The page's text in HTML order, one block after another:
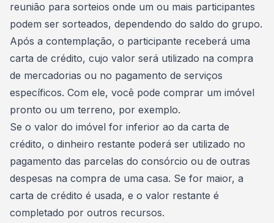
reunião para sorteios onde um ou mais participantes
podem ser sorteados, dependendo do saldo do grupo.
Após a contemplação, o participante receberá uma
carta de crédito, cujo valor será utilizado na compra
de mercadorias ou no pagamento de serviços
específicos. Com ele, você pode comprar um imóvel
pronto ou um terreno, por exemplo.
Se o valor do imóvel for inferior ao da carta de
crédito, o dinheiro restante poderá ser utilizado no
pagamento das parcelas do consórcio ou de outras
despesas na compra de uma casa. Se for maior, a
carta de crédito é usada, e o valor restante é
completado por outros recursos.